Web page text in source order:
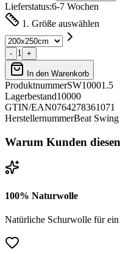
Lieferstatus:6-7 Wochen
1. Größe auswählen
- 1 +
In den Warenkorb
ProduktnummerSW10001.5
Lagerbestand10000
GTIN/EAN0764278361071
HerstellernummerBeat
Warum Kunden
100% Naturwolle
Natürliche Schurwolle für ein